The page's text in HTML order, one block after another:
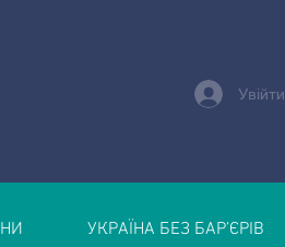
Увійти
УКРАЇНА БЕЗ БАР’ЄРІВ